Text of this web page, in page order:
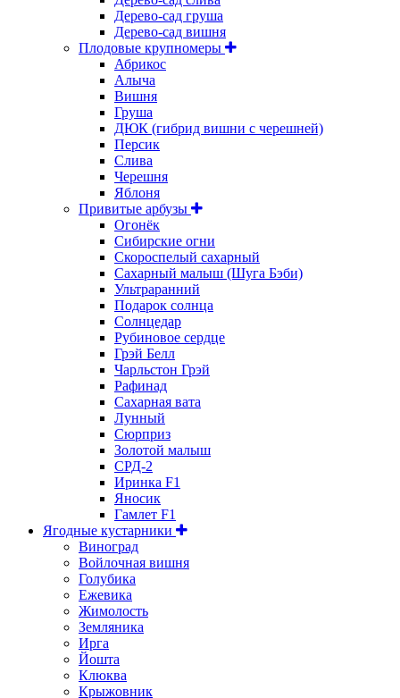
Дерево-сад груша
Дерево-сад вишня
Плодовые крупномеры
Абрикос
Алыча
Вишня
Груша
ДЮК (гибрид вишни с черешней)
Персик
Слива
Черешня
Яблоня
Привитые арбузы
Огонёк
Сибирские огни
Скороспелый сахарный
Сахарный малыш (Шуга Бэби)
Ультраранний
Подарок солнца
Солнцедар
Рубиновое сердце
Грэй Белл
Чарльстон Грэй
Рафинад
Сахарная вата
Лунный
Сюрприз
Золотой малыш
СРД-2
Иринка F1
Яносик
Гамлет F1
Ягодные кустарники
Виноград
Войлочная вишня
Голубика
Ежевика
Жимолость
Земляника
Ирга
Йошта
Клюква
Крыжовник